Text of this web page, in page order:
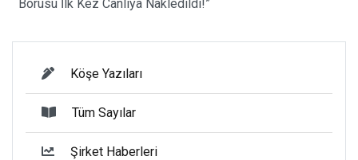
Borusu İlk Kez Canlıya Nakledildi!”
Köşe Yazıları
Tüm Sayılar
Şirket Haberleri